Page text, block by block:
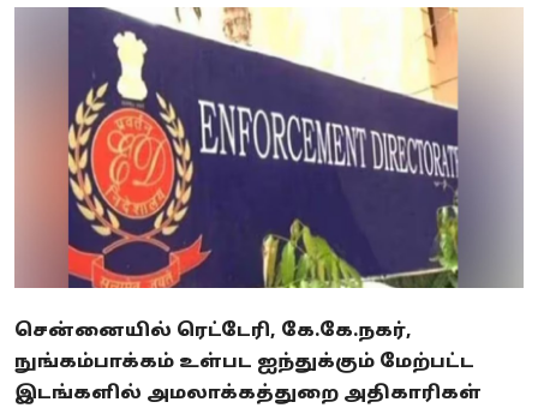
Business
Tamilnadu
National
Astrology
Spirituality
Weather
சென்னையில் ரெட்டேரி, கே.கே.நகர்,
நுங்கம்பாக்கம் உள்பட ஐந்துக்கும் மேற்பட்ட
இடங்களில் அமலாக்கத்துறை அதிகாரிகள்